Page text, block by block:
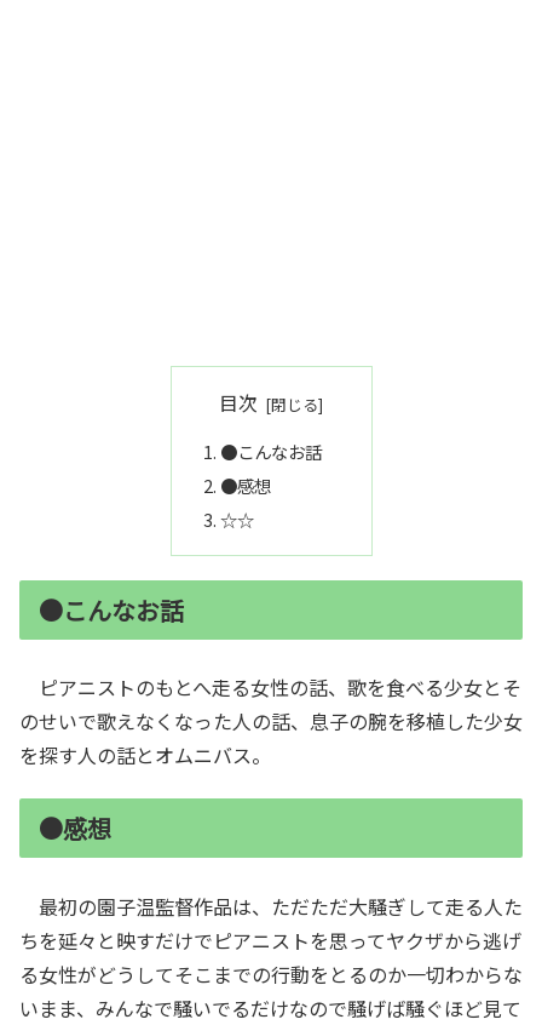
目次
●こんなお話
●感想
☆☆
●こんなお話
ピアニストのもとへ走る女性の話、歌を食べる少女とそ
のせいで歌えなくなった人の話、息子の腕を移植した少女
を探す人の話とオムニバス。
●感想
最初の園子温監督作品は、ただただ大騒ぎして走る人た
ちを延々と映すだけでピアニストを思ってヤクザから逃げ
る女性がどうしてそこまでの行動をとるのか一切わからな
いまま、みんなで騒いでるだけなので騒げば騒ぐほど見て